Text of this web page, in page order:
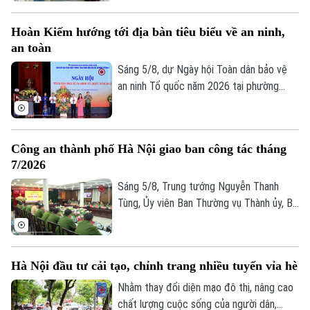
Tòa soạn
0865.116.699 (hotline)
Tòa soạn
0865.116.699
cuộc "tổng động viên" toàn diện nhằm
liệu quốc gia về đất đai trên địa bàn.
Hoàn Kiếm hướng tới địa bàn tiêu biểu về an ninh,
an toàn
Sáng 5/8, dự Ngày hội Toàn dân bảo vệ
an ninh Tổ quốc năm 2026 tại phường
tâm, phấn đấu trở thành hình mẫu của Thủ
và thân thiện.
Công an thành phố Hà Nội giao ban công tác tháng
7/2026
Sáng 5/8, Trung tướng Nguyễn Thanh
Tùng, Ủy viên Ban Thường vụ Thành ủy, Bí
trực tiếp kết hợp trực tuyến đến Công an
các đơn vị, xã, phường và Đồn Công an.
Hà Nội đầu tư cải tạo, chỉnh trang nhiều tuyến vỉa hè
Nhằm thay đổi diện mạo đô thị, nâng cao
chất lượng cuộc sống của người dân,